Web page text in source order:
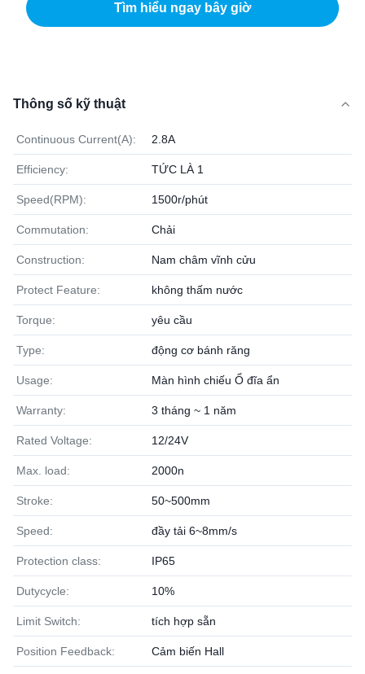
Tìm hiểu ngay bây giờ
Thông số kỹ thuật
Continuous Current(A): 2.8A
Efficiency: TỨC LÀ 1
Speed(RPM): 1500r/phút
Commutation: Chải
Construction: Nam châm vĩnh cửu
Protect Feature: không thấm nước
Torque: yêu cầu
Type: động cơ bánh răng
Usage: Màn hình chiếu Ổ đĩa ẩn
Warranty: 3 tháng ~ 1 năm
Rated Voltage: 12/24V
Max. load: 2000n
Stroke: 50~500mm
Speed: đầy tải 6~8mm/s
Protection class: IP65
Dutycycle: 10%
Limit Switch: tích hợp sẵn
Position Feedback: Cảm biến Hall